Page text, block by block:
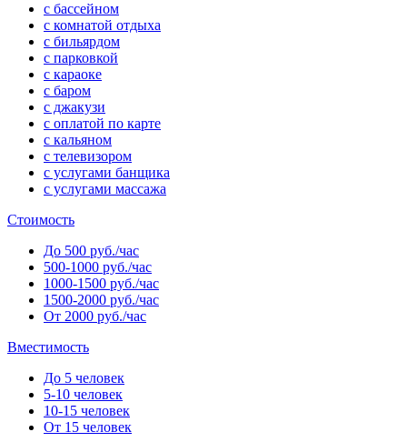
с бассейном
с комнатой отдыха
с бильярдом
с парковкой
с караоке
с баром
с джакузи
с оплатой по карте
с кальяном
с телевизором
с услугами банщика
с услугами массажа
Стоимость
До 500 руб./час
500-1000 руб./час
1000-1500 руб./час
1500-2000 руб./час
От 2000 руб./час
Вместимость
До 5 человек
5-10 человек
10-15 человек
От 15 человек